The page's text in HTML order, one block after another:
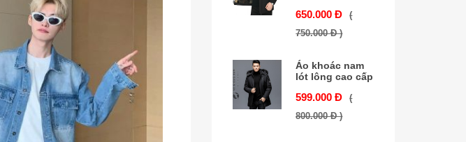
650.000 Đ
(
750.000 Đ )
Áo khoác nam
lót lông cao cấp
599.000 Đ
(
800.000 Đ )